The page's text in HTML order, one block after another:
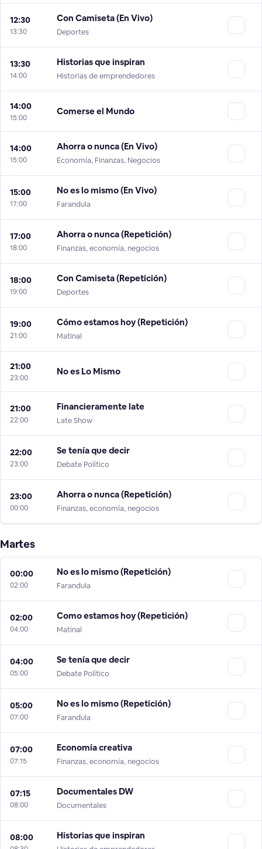
12:30
13:30
Con Camiseta (En Vivo)
Deportes
13:30
14:00
Historias que inspiran
Historias de emprendedores
14:00
15:00
Comerse el Mundo
14:00
15:00
Ahorra o nunca (En Vivo)
Economía, Finanzas, Negocios
15:00
17:00
No es lo mismo (En Vivo)
Farandula
17:00
18:00
Ahorra o nunca (Repetición)
Finanzas, economía, negocios
18:00
19:00
Con Camiseta (Repetición)
Deportes
19:00
21:00
Cómo estamos hoy (Repetición)
Matinal
21:00
23:00
No es Lo Mismo
21:00
22:00
Financieramente late
Late Show
22:00
23:00
Se tenía que decir
Debate Político
23:00
00:00
Ahorra o nunca (Repetición)
Finanzas, economía, negocios
Martes
00:00
02:00
No es lo mismo (Repetición)
Farandula
02:00
04:00
Como estamos hoy (Repetición)
Matinal
04:00
05:00
Se tenía que decir
Debate Político
05:00
07:00
No es lo mismo (Repetición)
Farandula
07:00
07:15
Economía creativa
Finanzas, economía, negocios
07:15
08:00
Documentales DW
Documentales
08:00 Historias que inspiran